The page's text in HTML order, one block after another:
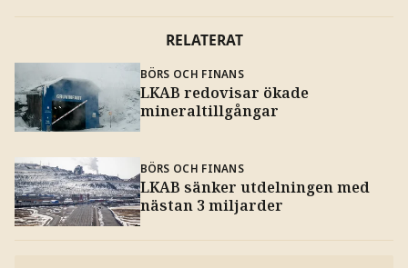
RELATERAT
BÖRS OCH FINANS
LKAB redovisar ökade
mineraltillgångar
BÖRS OCH FINANS
LKAB sänker utdelningen med
nästan 3 miljarder